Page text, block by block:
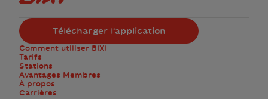
Comment utiliser BIXI
Tarifs
Stations
Avantages Membres
À propos
Carrières
Télécharger l'application